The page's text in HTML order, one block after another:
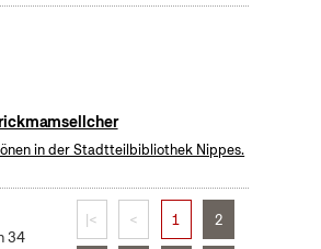
in der Stadtteilbibliothek Nippes.
34
|< < 1 2